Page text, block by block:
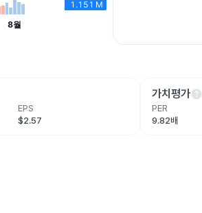
EPS
$2.57
가치평가help
PER
9.82배